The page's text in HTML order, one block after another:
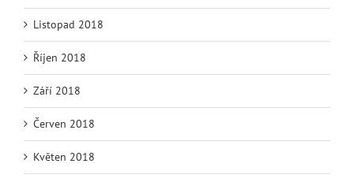
Listopad 2018
Říjen 2018
Září 2018
Červen 2018
Květen 2018